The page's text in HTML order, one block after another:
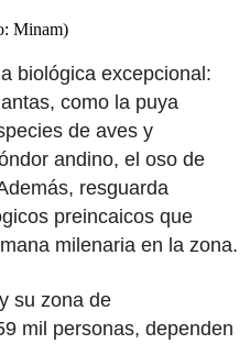
Minam)
biológica excepcional:
como la puya
de aves y
andino, el oso de
resguarda
preincaicos que
milenaria en la zona.
su zona de
mil personas, dependen